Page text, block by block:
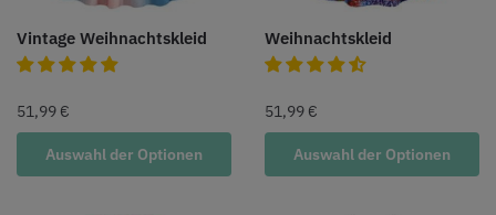
Vintage Weihnachtskleid
51,99 €
Auswahl der Optionen
Weihnachtskleid
51,99 €
Auswahl der Optionen